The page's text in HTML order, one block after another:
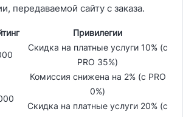
передаваемой сайту с заказа.
Привилегии
Скидка на платные услуги 10% (с
PRO 35%)
Комиссия снижена на 2% (с PRO
0%)
Скидка на платные услуги 20% (с